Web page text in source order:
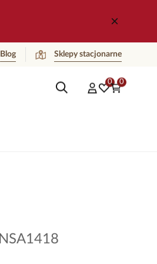
Blog Sklepy stacjonarne
0 0